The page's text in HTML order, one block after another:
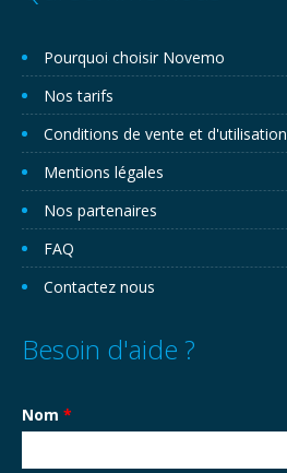
Pourquoi choisir Novemo
Nos tarifs
Conditions de vente et d'utilisation
Mentions légales
Nos partenaires
FAQ
Contactez nous
Besoin d'aide ?
Nom *